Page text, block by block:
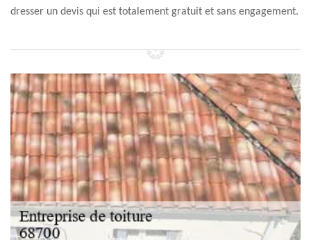
dresser un devis qui est totalement gratuit et sans engagement.